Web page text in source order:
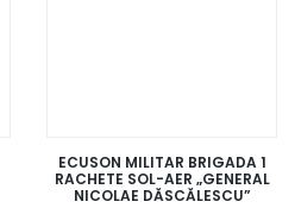
ECUSON MILITAR BRIGADA 1
RACHETE SOL-AER „GENERAL
NICOLAE DĂSCĂLESCU”